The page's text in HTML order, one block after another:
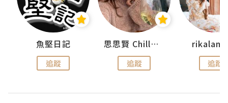
魚堅日記
追蹤
思思賢 ChillMyBabe
追蹤 追蹤